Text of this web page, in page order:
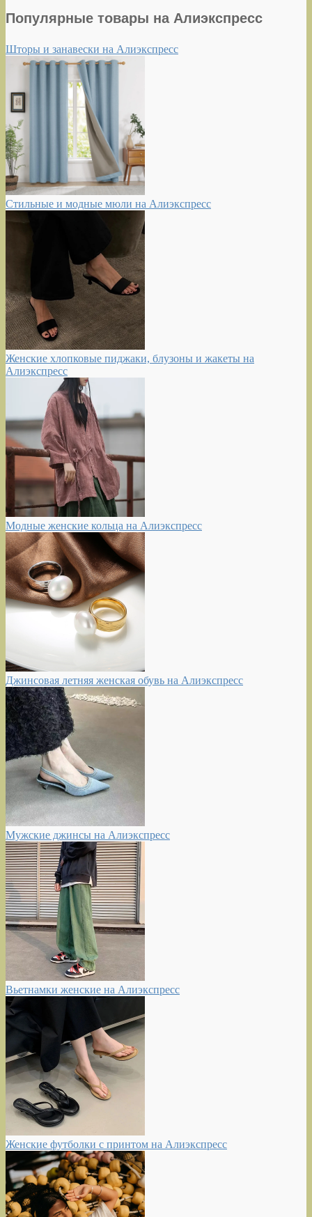
Популярные товары на Алиэкспресс
Шторы и занавески на Алиэкспресс
Стильные и модные мюли на Алиэкспресс
Женские хлопковые пиджаки, блузоны и жакеты на
Алиэкспресс
Модные женские кольца на Алиэкспресс
Джинсовая летняя женская обувь на Алиэкспресс
Мужские джинсы на Алиэкспресс
Вьетнамки женские на Алиэкспресс
Женские футболки с принтом на Алиэкспресс